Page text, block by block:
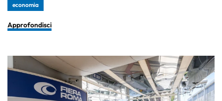
economia
Approfondisci